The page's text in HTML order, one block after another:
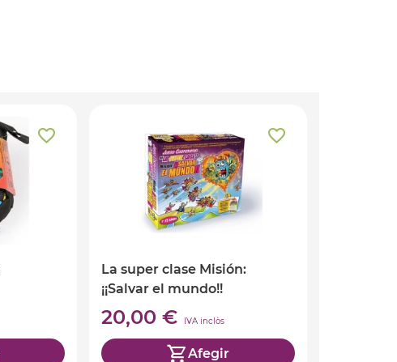
La super clase Misión:
¡¡Salvar el mundo!!
20,00 € IVA inclòs
Afegir